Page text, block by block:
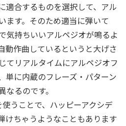
適合するものを選択して、アル
ます。そのため適当に弾いて
気持ちいいアルペジオが鳴るよ
動作曲しているというと大げさ
てリアルタイムにアルペジオフ
単に内蔵のフレーズ・パターン
るのです。
使うことで、ハッピーアクシデ
けちゃうようなこともあります